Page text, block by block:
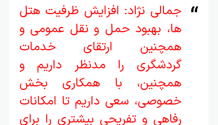
جمالی نژاد: افزایش ظرفیت هتل‌
ها، بهبود حمل و نقل عمومی و
همچنین ارتقای خدمات
گردشگری را مدنظر داریم و
همچنین، با همکاری بخش
خصوصی، سعی داریم تا امکانات
رفاهی و تفریحی بیشتری را برای